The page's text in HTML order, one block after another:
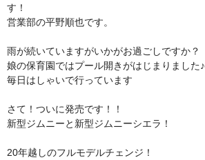
す！
営業部の平野順也です。
雨が続いていますがいかがお過ごしですか？
娘の保育園ではプール開きがはじまりました♪
毎日はしゃいで行っています
さて！ついに発売です！！
新型ジムニーと新型ジムニーシエラ！
20年越しのフルモデルチェンジ！